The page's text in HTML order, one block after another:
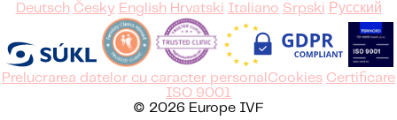
Deutsch Česky English Hrvatski Italiano Srpski Русский
Prelucrarea datelor cu caracter personal Cookies Certificare
ISO 9001
© 2026 Europe IVF